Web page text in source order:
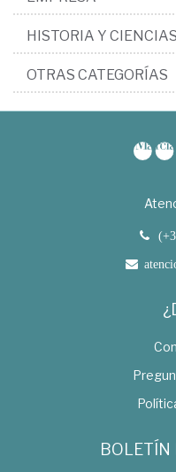
HISTORIA Y
OTRAS CATEGORÍAS
BOLETÍN